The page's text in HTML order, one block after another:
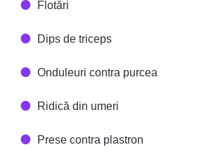
Flotări
Dips de triceps
Onduleuri contra purcea
Ridică din umeri
Prese contra plastron